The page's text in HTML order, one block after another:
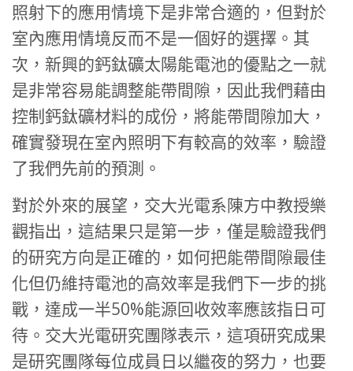
照射下的應用情境下是非常合適的，但對於
室內應用情境反而不是一個好的選擇。其
次，新興的鈣鈦礦太陽能電池的優點之一就
是非常容易能調整能帶間隙，因此我們藉由
控制鈣鈦礦材料的成份，將能帶間隙加大，
確實發現在室內照明下有較高的效率，驗證
了我們先前的預測。
對於外來的展望，交大光電系陳方中教授樂
觀指出，這結果只是第一步，僅是驗證我們
的研究方向是正確的，如何把能帶間隙最佳
化但仍維持電池的高效率是我們下一步的挑
戰，達成一半50%能源回收效率應該指日可
待。交大光電研究團隊表示，這項研究成果
是研究團隊每位成員日以繼夜的努力，也要